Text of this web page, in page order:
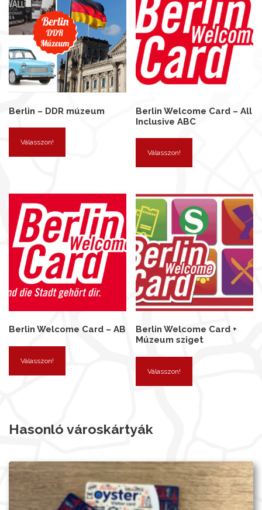
Berlin – DDR múzeum
Válasszon!
Berlin Welcome Card – All
Inclusive ABC
Válasszon!
Berlin Welcome Card – AB
Válasszon!
Berlin Welcome Card +
Múzeum sziget
Válasszon!
Hasonló városkártyák